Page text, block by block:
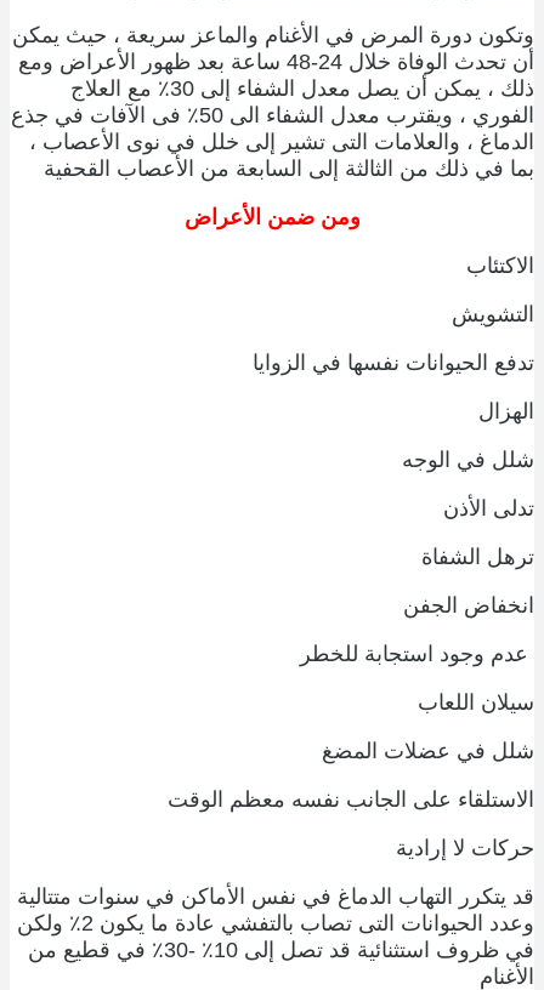
وتكون دورة المرض في الأغنام والماعز سريعة ، حيث يمكن
أن تحدث الوفاة خلال 24-48 ساعة بعد ظهور الأعراض ومع
ذلك ، يمكن أن يصل معدل الشفاء إلى 30٪ مع العلاج
الفوري ، ويقترب معدل الشفاء الى 50٪ فى الآفات في جذع
الدماغ ، والعلامات التى تشير إلى خلل في نوى الأعصاب ،
بما في ذلك من الثالثة إلى السابعة من الأعصاب القحفية
ومن ضمن الأعراض
الاكتئاب
التشويش
تدفع الحيوانات نفسها في الزوايا
الهزال
شلل في الوجه
تدلى الأذن
ترهل الشفاة
انخفاض الجفن
عدم وجود استجابة للخطر
سيلان اللعاب
شلل في عضلات المضغ
الاستلقاء على الجانب نفسه معظم الوقت
حركات لا إرادية
قد يتكرر التهاب الدماغ في نفس الأماكن في سنوات متتالية
وعدد الحيوانات التى تصاب بالتفشي عادة ما يكون 2٪ ولكن
في ظروف استثنائية قد تصل إلى 10٪ -30٪ في قطيع من
الأغنام